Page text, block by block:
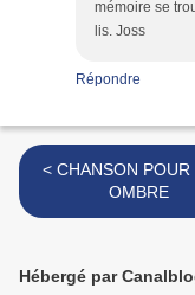
mémoire se
lis. Joss
Répondre
< CHANSON POUR MON
OMBRE
Hébergé par